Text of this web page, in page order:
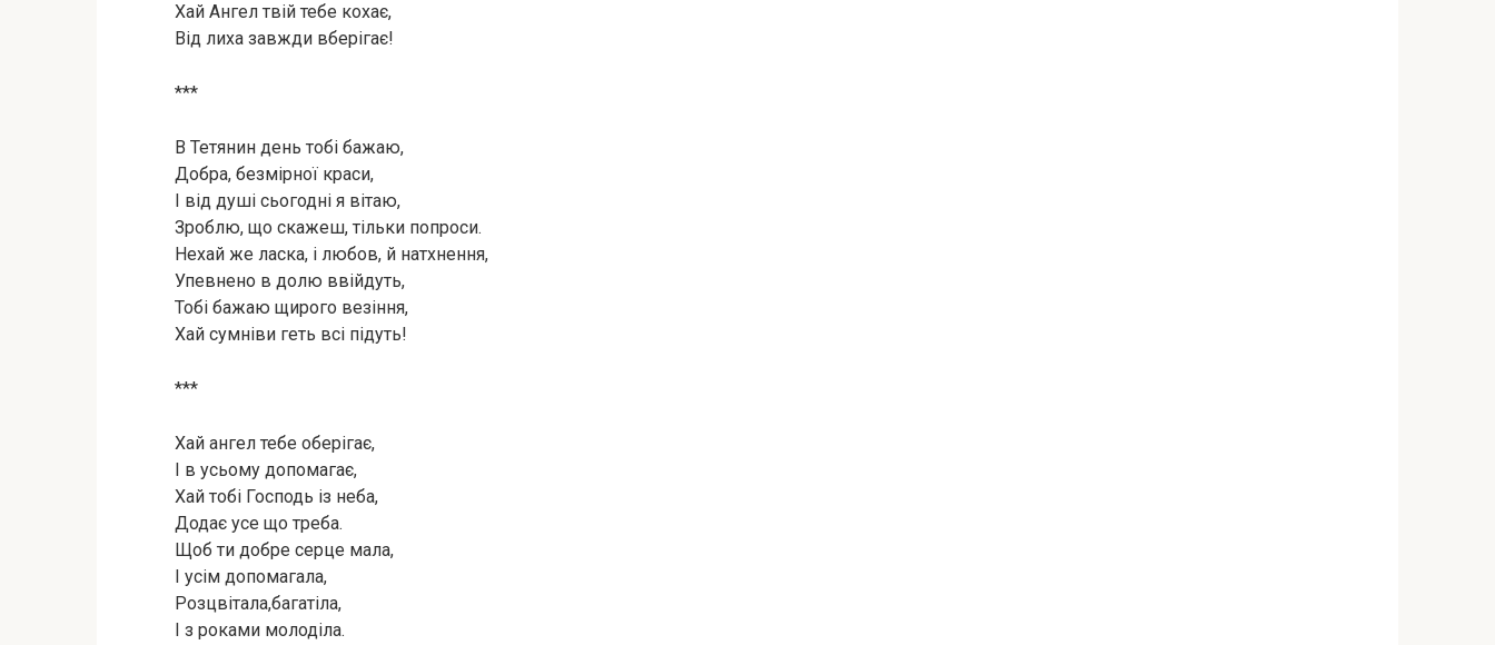
Хай Ангел твій тебе кохає,
Від лиха завжди вберігає!
***
В Тетянин день тобі бажаю,
Добра, безмірної краси,
І від душі сьогодні я вітаю,
Зроблю, що скажеш, тільки попроси.
Нехай же ласка, і любов, й натхнення,
Упевнено в долю ввійдуть,
Тобі бажаю щирого везіння,
Хай сумніви геть всі підуть!
***
Хай ангел тебе оберігає,
І в усьому допомагає,
Хай тобі Господь із неба,
Додає усе що треба.
Щоб ти добре серце мала,
І усім допомагала,
Розцвітала,багатіла,
І з роками молоділа.